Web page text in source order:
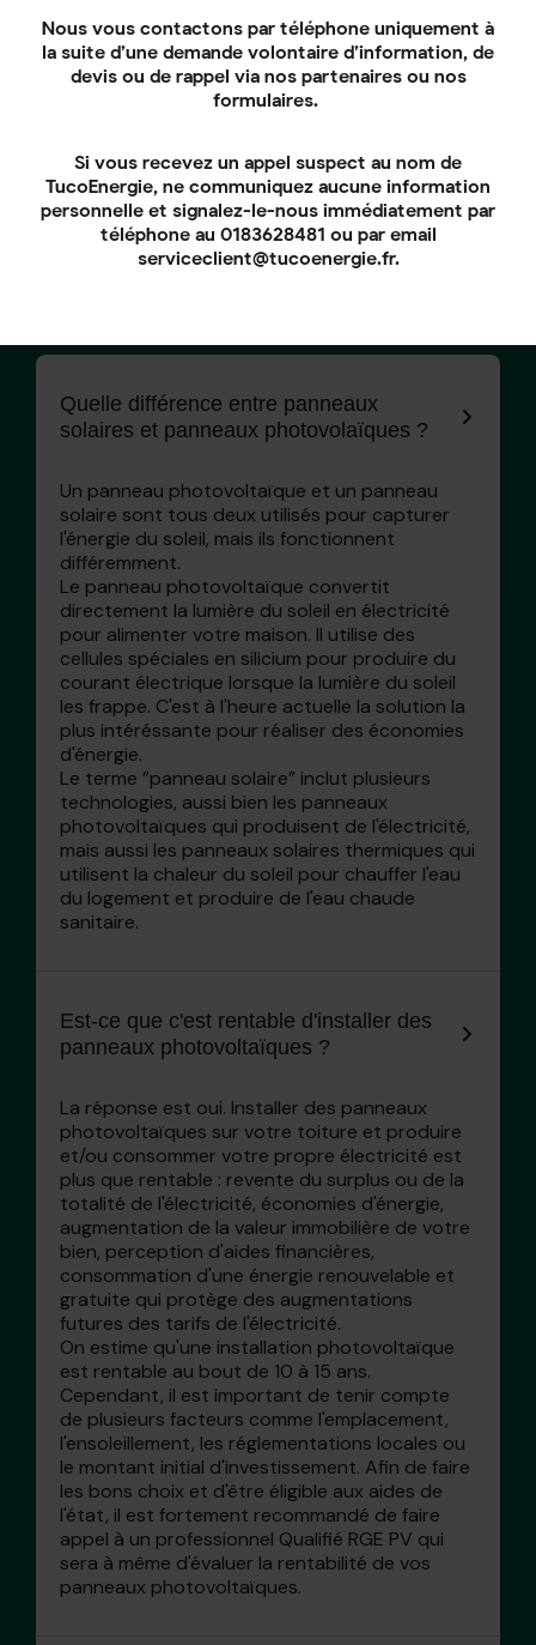
Desquestions ?
Tuxi notre colibri vous répond !
Quelle différence entre panneaux
solaires et panneaux photovolaïques ?
Un panneau photovoltaïque et un panneau
solaire sont tous deux utilisés pour capturer
l'énergie du soleil, mais ils fonctionnent
différemment.
Le panneau photovoltaïque convertit
directement la lumière du soleil en électricité
pour alimenter votre maison. Il utilise des
cellules spéciales en silicium pour produire du
courant électrique lorsque la lumière du soleil
les frappe. C'est à l'heure actuelle la solution la
plus intéréssante pour réaliser des économies
d'énergie.
Le terme ”panneau solaire” inclut plusieurs
technologies, aussi bien les panneaux
photovoltaïques qui produisent de l'électricité,
mais aussi les panneaux solaires thermiques qui
utilisent la chaleur du soleil pour chauffer l'eau
du logement et produire de l'eau chaude
sanitaire.
Est-ce que c'est rentable d'installer des
panneaux photovoltaïques ?
La réponse est oui. Installer des panneaux
photovoltaïques sur votre toiture et produire
et/ou consommer votre propre électricité est
plus que rentable : revente du surplus ou de la
totalité de l'électricité, économies d'énergie,
augmentation de la valeur immobilière de votre
bien, perception d'aides financières,
consommation d'une énergie renouvelable et
gratuite qui protège des augmentations
futures des tarifs de l'électricité.
On estime qu'une installation photovoltaïque
est rentable au bout de 10 à 15 ans.
Cependant, il est important de tenir compte
de plusieurs facteurs comme l'emplacement,
l'ensoleillement, les réglementations locales ou
le montant initial d'investissement. Afin de faire
les bons choix et d'être éligible aux aides de
l'état, il est fortement recommandé de faire
appel à un professionnel Qualifié RGE PV qui
sera à même d'évaluer la rentabilité de vos
panneaux photovoltaïques.
Nous vous contactons par téléphone uniquement à
la suite d’une demande volontaire d’information, de
devis ou de rappel via nos partenaires ou nos
formulaires.
Si vous recevez un appel suspect au nom de
TucoEnergie, ne communiquez aucune information
personnelle et signalez-le-nous immédiatement par
téléphone au 0183628481 ou par email
serviceclient@tucoenergie.fr.